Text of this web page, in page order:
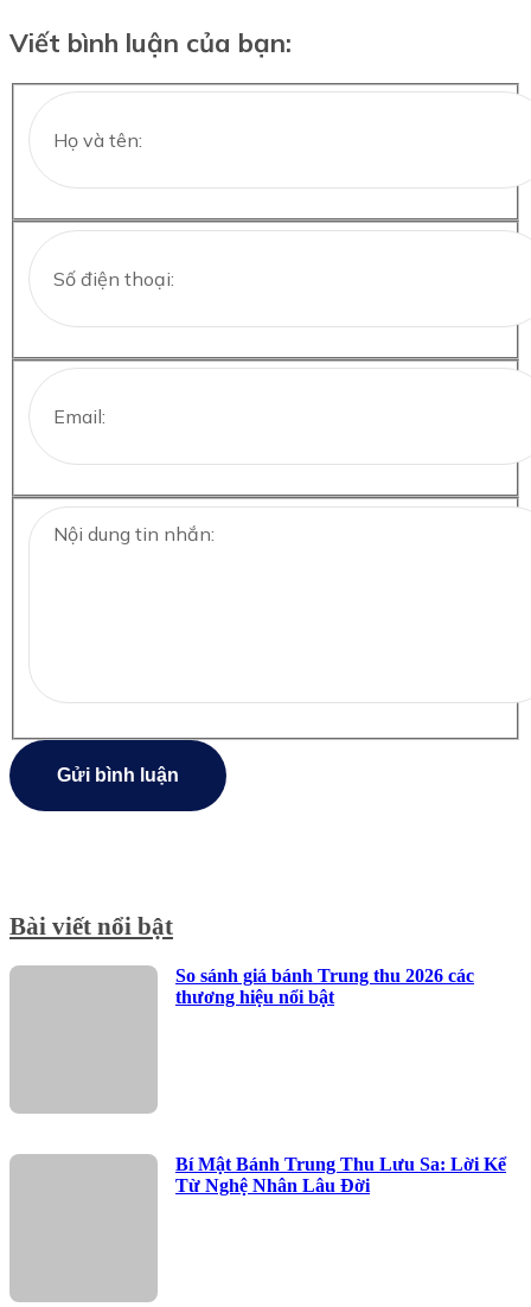
Viết bình luận của bạn:
Gửi bình luận
Bài viết nổi bật
So sánh giá bánh Trung thu 2026 các
thương hiệu nổi bật
Bí Mật Bánh Trung Thu Lưu Sa: Lời Kể
Từ Nghệ Nhân Lâu Đời